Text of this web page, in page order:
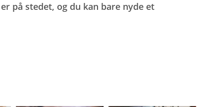
på stedet, og du kan bare nyde et